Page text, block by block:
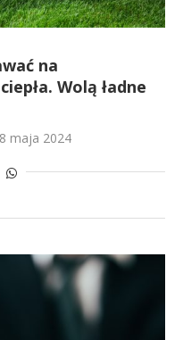
na
Wolą ładne
maja 2024